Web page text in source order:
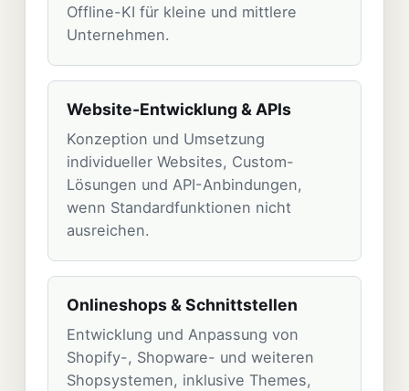
Offline-KI für kleine und mittlere
Unternehmen.
Website-Entwicklung & APIs
Konzeption und Umsetzung
individueller Websites, Custom-
Lösungen und API-Anbindungen,
wenn Standardfunktionen nicht
ausreichen.
Onlineshops & Schnittstellen
Entwicklung und Anpassung von
Shopify-, Shopware- und weiteren
Shopsystemen, inklusive Themes,